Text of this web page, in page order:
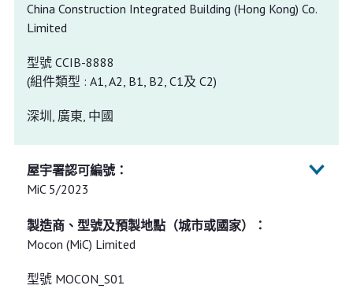
China Construction Integrated Building (Hong Kong) Co.
Limited
型號 CCIB-8888
(組件類型 : A1, A2, B1, B2, C1及 C2)
深圳, 廣東, 中國
MiC 5/2023
Mocon (MiC) Limited
型號 MOCON_S01